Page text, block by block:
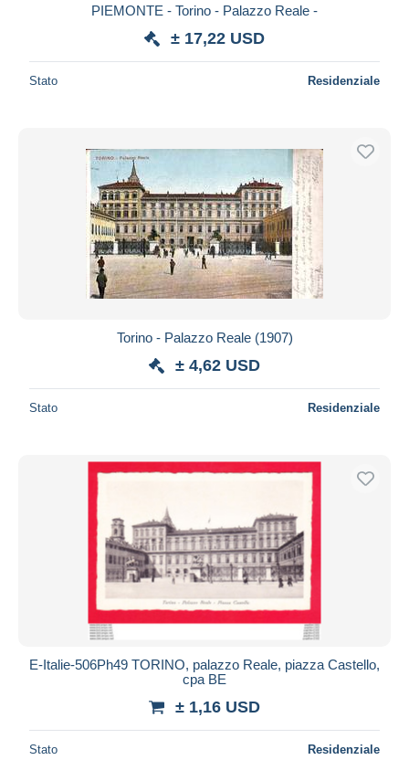
PIEMONTE - Torino - Palazzo Reale -
± 17,22 USD
Stato Residenziale
Torino - Palazzo Reale (1907)
± 4,62 USD
Stato Residenziale
E-Italie-506Ph49 TORINO, palazzo Reale, piazza Castello,
cpa BE
± 1,16 USD
Stato Residenziale